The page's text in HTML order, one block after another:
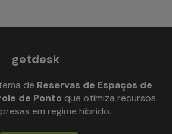
getdesk
de Reservas de Espaços de
de Ponto que otimiza recursos
em regime híbrido.